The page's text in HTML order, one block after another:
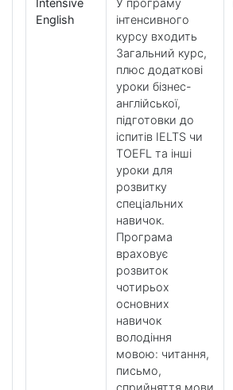
Intensive
English
У програму
інтенсивного
курсу входить
Загальний курс,
плюс додаткові
уроки бізнес-
англійської,
підготовки до
іспитів IELTS чи
TOEFL та інші
уроки для
розвитку
спеціальних
навичок.
Програма
враховує
розвиток
чотирьох
основних
навичок
володіння
мовою: читання,
письмо,
сприйняття мови